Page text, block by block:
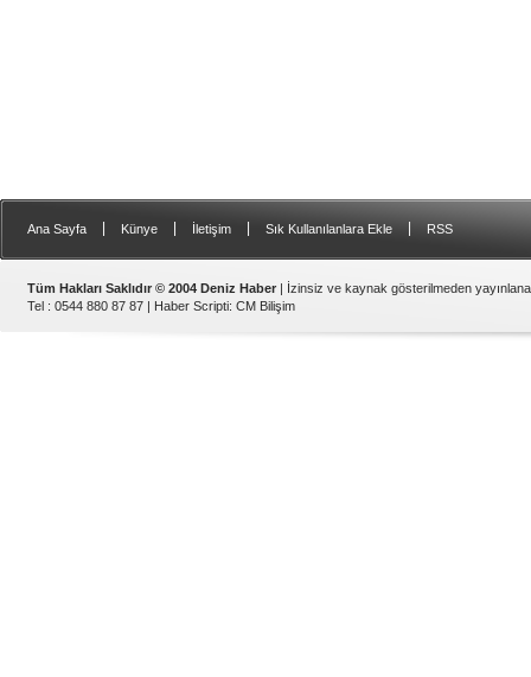
Ana Sayfa Künye İletişim Sık Kullanılanlara Ekle RSS
Tüm Hakları Saklıdır © 2004 Deniz Haber | İzinsiz ve kaynak gösterilmeden
Tel : 0544 880 87 87 | Haber Scripti: CM Bilişim